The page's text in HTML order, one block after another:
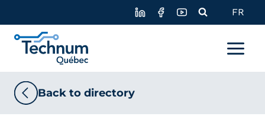
content
FR
Back to directory